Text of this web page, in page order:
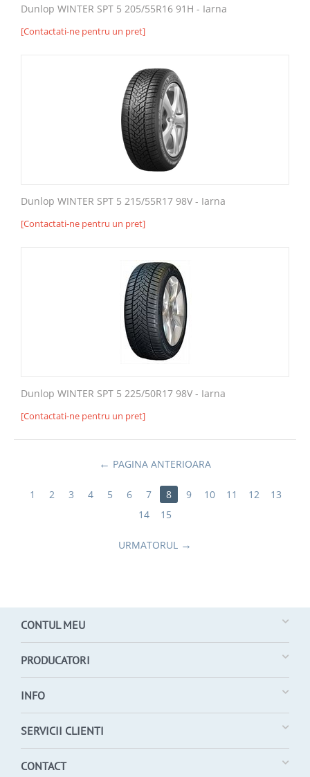
Dunlop WINTER SPT 5 205/55R16 91H - Iarna
[Contactati-ne pentru un pret]
Dunlop WINTER SPT 5 215/55R17 98V - Iarna
[Contactati-ne pentru un pret]
Dunlop WINTER SPT 5 225/50R17 98V - Iarna
[Contactati-ne pentru un pret]
PAGINA ANTERIOARA
1 2 3 4 5 6 7 8 9 10 11 12
13
14
15
URMATORUL
CONTUL MEU
PRODUCATORI
INFO
SERVICII CLIENTI
CONTACT